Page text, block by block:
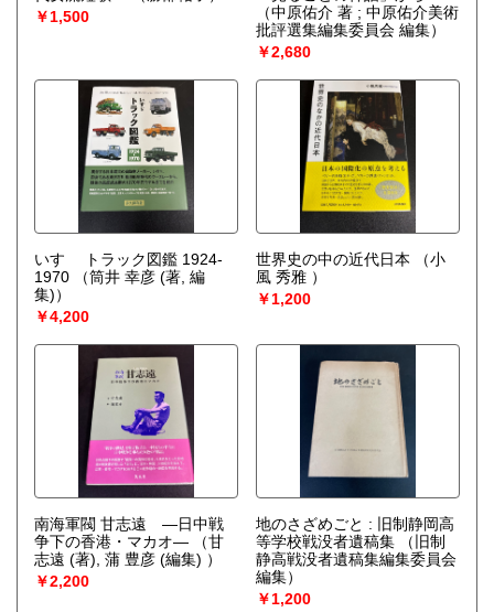
￥1,500
（中原佑介 著 ; 中原佑介美術
批評選集編集委員会 編集）
￥2,680
いすゞ トラック図鑑 1924-
1970
（筒井 幸彦 (著, 編
集)）
￥4,200
世界史の中の近代日本
（小
風 秀雅 ）
￥1,200
南海軍閥 甘志遠 ―日中戦
争下の香港・マカオ―
（甘
志遠 (著), 蒲 豊彦 (編集) ）
￥2,200
地のさざめごと : 旧制静岡高
等学校戦没者遺稿集
（旧制
静高戦没者遺稿集編集委員会
編集）
￥1,200